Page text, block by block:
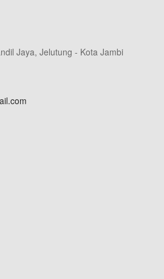
Jaya, Jelutung - Kota Jambi